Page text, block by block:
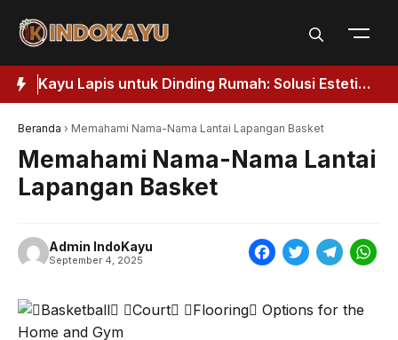
Jendela Kayu Modern: Elegansi Abadi untuk
Hunian 2026
Beranda › Memahami Nama-Nama Lantai Lapangan Basket
Memahami Nama-Nama Lantai
Lapangan Basket
Admin IndoKayu
September 4, 2025
F
c
T
i
T
l
W
a